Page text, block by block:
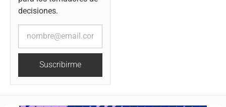
decisiones.
Suscribirme